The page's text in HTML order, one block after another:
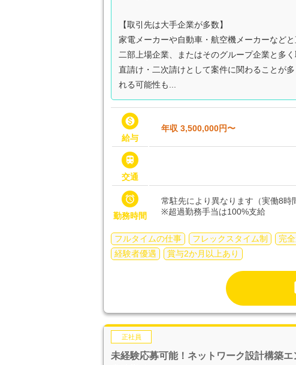
【取引先は大手企業が多数】
家電メーカーや自動車・航空機メーカーなど
二部上場企業、またはそのグループ企業と多く
直請け・二次請けとして案件に関わることが
れる可能性も...

給与
年収 3,500,000円〜

交通

勤務時間
常駐先により異なります（実働8時
※超過勤務手当は100%支給
フルタイムの仕事 フレックスタイム制 完
経験者優遇
賞与2か月以上あり
正社員
未経験応募可能！ネットワーク設計構築